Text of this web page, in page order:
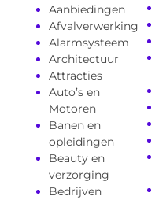
Aanbiedingen
Afvalverwerking
Alarmsysteem
Architectuur
Attracties
Auto’s en
Motoren
Banen en
opleidingen
Beauty en
verzorging
Bedrijven